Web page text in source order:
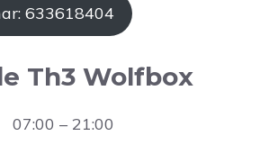
633618404
Th3 Wolfbox
07:00 – 21:00